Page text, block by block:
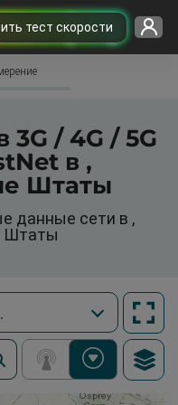
тест скорости
3G / 4G / 5G
в ,
Штаты
данные сети в ,
Штаты